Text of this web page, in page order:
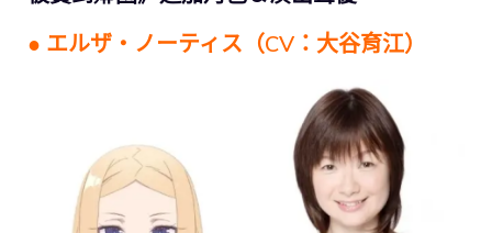
● エルザ・ノーティス（CV：大谷育江）